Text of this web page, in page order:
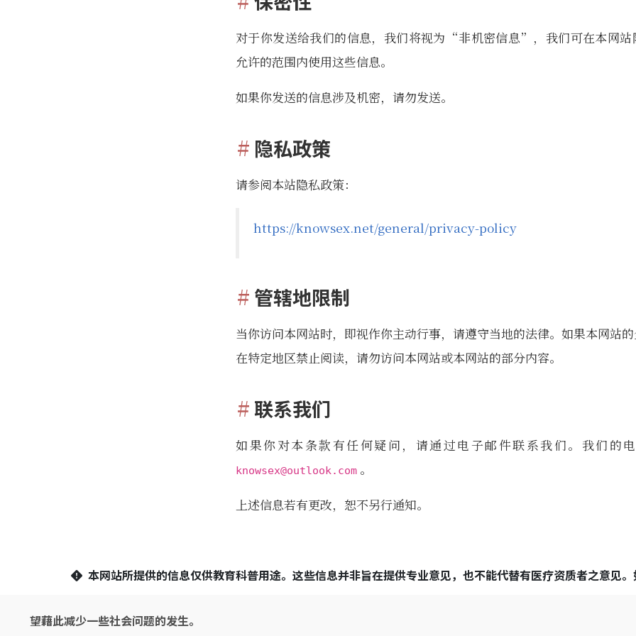
对于你发送给我们的信息，我们将视为“非机密信息”，我们可在本网站
允许的范围内使用这些信息。
如果你发送的信息涉及机密，请勿发送。
隐私政策
请参阅本站隐私政策：
https://knowsex.net/general/privacy-policy
管辖地限制
当你访问本网站时，即视作你主动行事，请遵守当地的法律。如果本网站
在特定地区禁止阅读，请勿访问本网站或本网站的部分内容。
联系我们
如果你对本条款有任何疑问，请通过电子邮件联系我们。我们的
knowsex@outlook.com 。
上述信息若有更改，恕不另行通知。
本网站所提供的信息仅供教育科普用途。这些信息并非旨在提供专业意见，也不能代替有医疗资质者之意见
望藉此减少一些社会问题的发生。